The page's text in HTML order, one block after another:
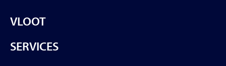
VLOOT
SERVICES